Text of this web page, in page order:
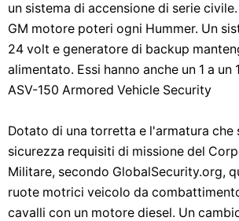
un sistema di accensione di serie
GM motore poteri ogni Hummer. Un
24 volt e generatore di backup
alimentato. Essi hanno anche un 1 a
ASV-150 Armored Vehicle Security
Dotato di una torretta e l'armatura che
sicurezza requisiti di missione del
Militare, secondo GlobalSecurity.org,
ruote motrici veicolo da
cavalli con un motore diesel. Un